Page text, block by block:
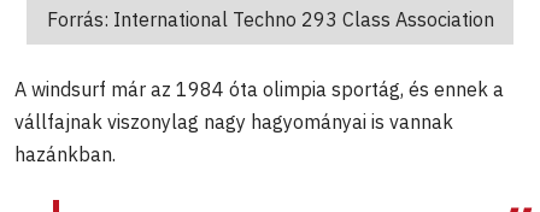
Forrás: International Techno 293 Class Association
A windsurf már az 1984 óta olimpia sportág, és ennek a
vállfajnak viszonylag nagy hagyományai is vannak
hazánkban.